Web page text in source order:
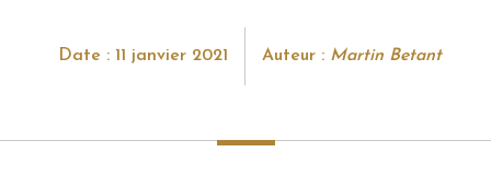
Date : 11 janvier 2021 Auteur : Martin Betant